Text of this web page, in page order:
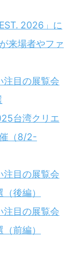
2026」に
来場者やファ
目の展覧会
台湾クリエ
（8/2-
目の展覧会
後編）
目の展覧会
前編）